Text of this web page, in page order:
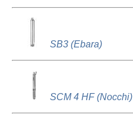
SB3 (Ebara)
SCM 4 HF (Nocchi)